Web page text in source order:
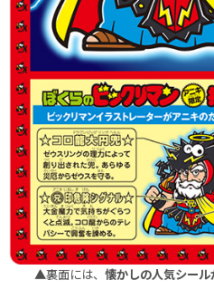
▲裏面には、 懐かしの人気シー